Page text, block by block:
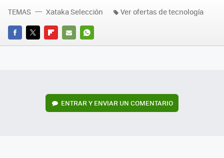
FACEBOOK
TWITTERFLIPBOARD
E-
WHATSAPP
TEMAS Xataka Selección Ver ofertas de tecnología
ENTRAR Y ENVIAR UN COMENTARIO